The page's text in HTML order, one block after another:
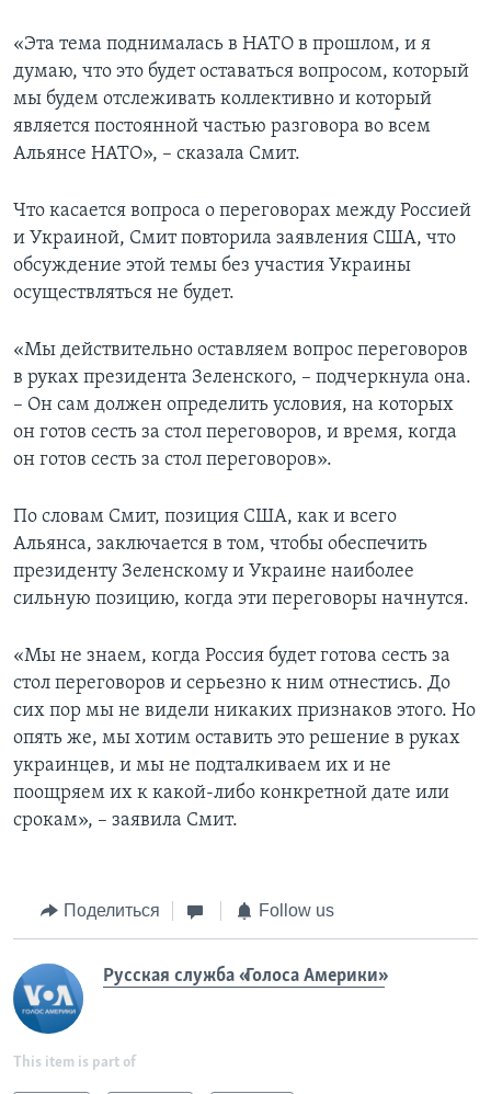
«Эта тема поднималась в НАТО в прошлом, и я
думаю, что это будет оставаться вопросом, который
мы будем отслеживать коллективно и который
является постоянной частью разговора во всем
Альянсе НАТО», – сказала Смит.
Что касается вопроса о переговорах между Россией
и Украиной, Смит повторила заявления США, что
обсуждение этой темы без участия Украины
осуществляться не будет.
«Мы действительно оставляем вопрос переговоров
в руках президента Зеленского, – подчеркнула она.
– Он сам должен определить условия, на которых
он готов сесть за стол переговоров, и время, когда
он готов сесть за стол переговоров».
По словам Смит, позиция США, как и всего
Альянса, заключается в том, чтобы обеспечить
президенту Зеленскому и Украине наиболее
сильную позицию, когда эти переговоры начнутся.
«Мы не знаем, когда Россия будет готова сесть за
стол переговоров и серьезно к ним отнестись. До
сих пор мы не видели никаких признаков этого. Но
опять же, мы хотим оставить это решение в руках
украинцев, и мы не подталкиваем их и не
поощряем их к какой-либо конкретной дате или
срокам», – заявила Смит.
Поделиться Follow us
Русская служба «Голоса Америки»
This item is part of